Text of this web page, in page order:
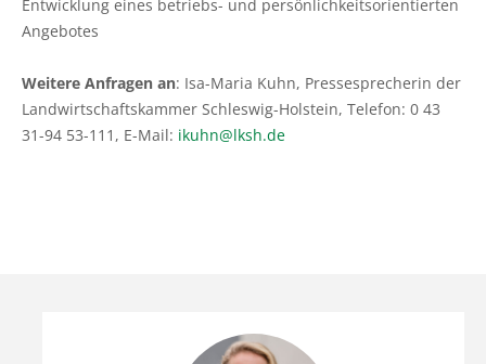
Entwicklung eines betriebs- und persönlichkeitsorientierten
Angebotes
Weitere Anfragen an: Isa-Maria Kuhn, Pressesprecherin der
Landwirtschaftskammer Schleswig-Holstein, Telefon: 0 43
31-94 53-111, E-Mail: ikuhn@lksh.de